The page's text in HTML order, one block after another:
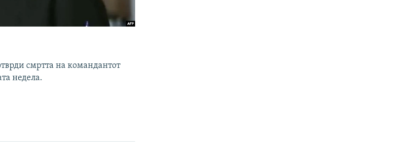
смртта на командантот
недела.